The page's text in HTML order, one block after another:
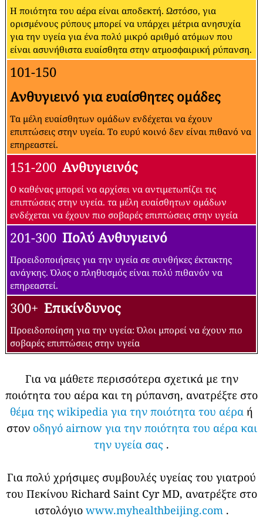
Η ποιότητα του αέρα είναι αποδεκτή. Ωστόσο, για
ορισμένους ρύπους μπορεί να υπάρχει μέτρια ανησυχία
για την υγεία για ένα πολύ μικρό αριθμό ατόμων που
είναι ασυνήθιστα ευαίσθητα στην ατμοσφαιρική ρύπανση.
101-150
Ανθυγιεινό για ευαίσθητες ομάδες
Τα μέλη ευαίσθητων ομάδων ενδέχεται να έχουν
επιπτώσεις στην υγεία. Το ευρύ κοινό δεν είναι πιθανό να
επηρεαστεί.
151-200 Ανθυγιεινός
Ο καθένας μπορεί να αρχίσει να αντιμετωπίζει τις
επιπτώσεις στην υγεία. τα μέλη ευαίσθητων ομάδων
ενδέχεται να έχουν πιο σοβαρές επιπτώσεις στην υγεία
201-300 Πολύ Ανθυγιεινό
Προειδοποιήσεις για την υγεία σε συνθήκες έκτακτης
ανάγκης. Όλος ο πληθυσμός είναι πολύ πιθανόν να
επηρεαστεί.
300+ Επικίνδυνος
Προειδοποίηση για την υγεία: Όλοι μπορεί να έχουν πιο
σοβαρές επιπτώσεις στην υγεία
Για να μάθετε περισσότερα σχετικά με την
ποιότητα του αέρα και τη ρύπανση, ανατρέξτε στο
θέμα της wikipedia για την ποιότητα του αέρα ή
στον οδηγό airnow για την ποιότητα του αέρα και
την υγεία σας .
Για πολύ χρήσιμες συμβουλές υγείας του γιατρού
του Πεκίνου Richard Saint Cyr MD, ανατρέξτε στο
ιστολόγιο www.myhealthbeijing.com.